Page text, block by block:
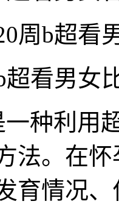
b超看
看男女
利用超
法。在
育情况